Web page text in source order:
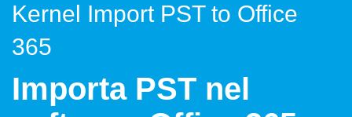
Kernel Import PST to Office
365
Importa PST nel